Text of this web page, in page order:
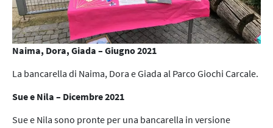
Naima, Dora, Giada – Giugno 2021
La bancarella di Naima, Dora e Giada al Parco Giochi Carcale.
Sue e Nila – Dicembre 2021
Sue e Nila sono pronte per una bancarella in versione